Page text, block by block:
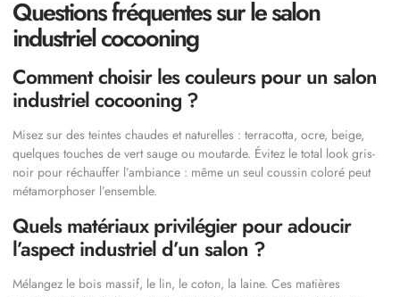
Questions fréquentes sur le salon
industriel cocooning
Comment choisir les couleurs pour un salon
industriel cocooning ?
Misez sur des teintes chaudes et naturelles : terracotta, ocre, beige,
quelques touches de vert sauge ou moutarde. Évitez le total look gris-
noir pour réchauffer l’ambiance : même un seul coussin coloré peut
métamorphoser l’ensemble.
Quels matériaux privilégier pour adoucir
l’aspect industriel d’un salon ?
Mélangez le bois massif, le lin, le coton, la laine. Ces matières